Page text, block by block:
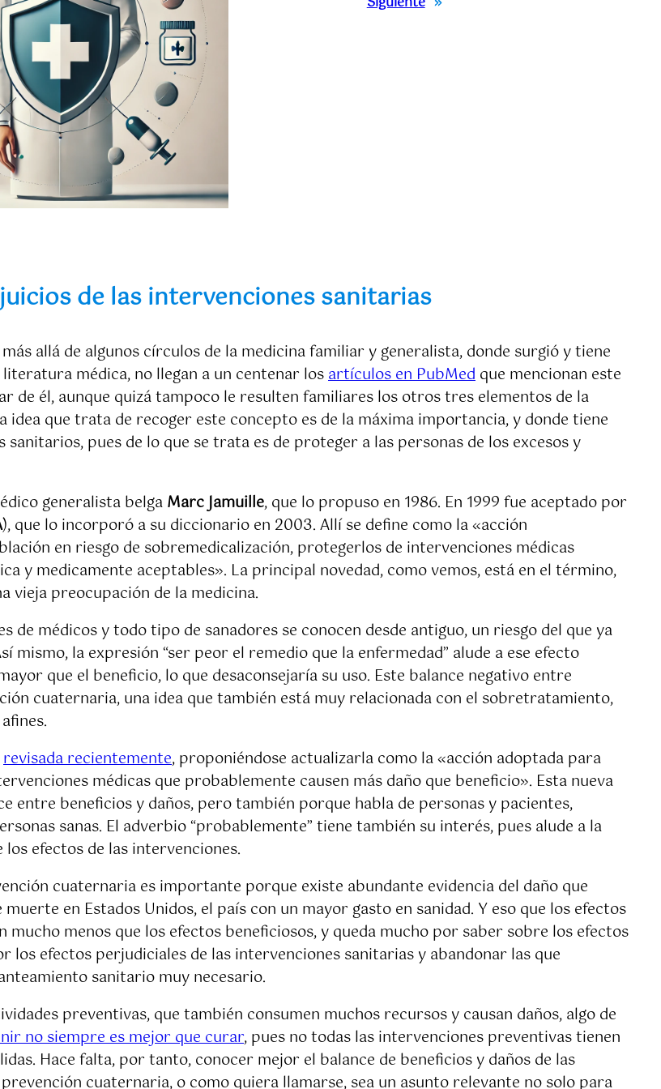
de las intervenciones sanitarias
allá de algunos círculos de la medicina familiar y generalista, donde surgió y tiene
médica, no llegan a un centenar losartículos en PubMed que mencionan este
de él, aunque quizá tampoco le resulten familiares los otros tres elementos de la
idea que trata de recoger este concepto es de la máxima importancia, y donde tiene
pues de lo que se trata es de proteger a las personas de los excesos y
generalista belga Marc Jamuille, que lo propuso en 1986. En 1999 fue aceptado por
), que lo incorporó a su diccionario en 2003. Allí se define como la «acción
en riesgo de sobremedicalización, protegerlos de intervenciones médicas
y medicamente aceptables». La principal novedad, como vemos, está en el término,
vieja preocupación de la medicina.
de médicos y todo tipo de sanadores se conocen desde antiguo, un riesgo del que ya
la expresión “ser peor el remedio que la enfermedad” alude a ese efecto
que el beneficio, lo que desaconsejaría su uso. Este balance negativo entre
cuaternaria, una idea que también está muy relacionada con el sobretratamiento,
revisada recientemente, proponiéndose actualizarla como la «acción adoptada para
médicas que probablemente causen más daño que beneficio». Esta nueva
entre beneficios y daños, pero también porque habla de personas y pacientes,
sanas. El adverbio “probablemente” tiene también su interés, pues alude a la
efectos de las intervenciones.
cuaternaria es importante porque existe abundante evidencia del daño que
en Estados Unidos, el país con un mayor gasto en sanidad. Y eso que los efectos
menos que los efectos beneficiosos, y queda mucho por saber sobre los efectos
efectos perjudiciales de las intervenciones sanitarias y abandonar las que
sanitario muy necesario.
preventivas, que también consumen muchos recursos y causan daños, algo de
no siempre es mejor que curar, pues no todas las intervenciones preventivas tienen
Hace falta, por tanto, conocer mejor el balance de beneficios y daños de las
cuaternaria, o como quiera llamarse, sea un asunto relevante no solo para